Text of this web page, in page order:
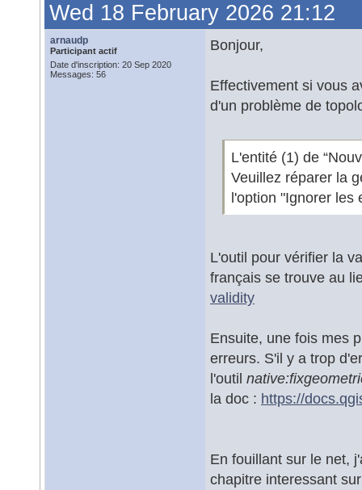
Wed 18 February 2026 21:12
arnaudp
Participant actif
Date d'inscription: 20 Sep 2020
Messages: 56
Bonjour,
Effectivement si vous
d'un problème de
L'entité (1) de
Veuillez réparer la
l'option "Ignorer les
L'outil pour vérifier la
français se trouve au
validity
Ensuite, une fois mes
erreurs. S'il y a trop
l'outil
la doc : https://
En fouillant sur le net,
chapitre interessant